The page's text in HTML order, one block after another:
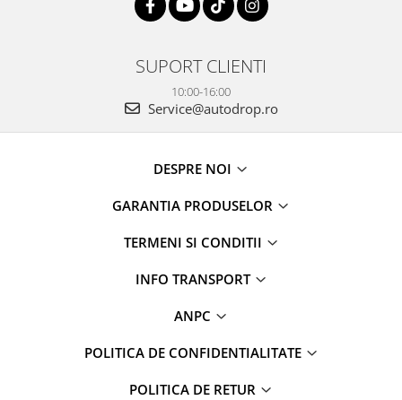
SUPORT CLIENTI
10:00-16:00
Service@autodrop.ro
DESPRE NOI
GARANTIA PRODUSELOR
TERMENI SI CONDITII
INFO TRANSPORT
ANPC
POLITICA DE CONFIDENTIALITATE
POLITICA DE RETUR